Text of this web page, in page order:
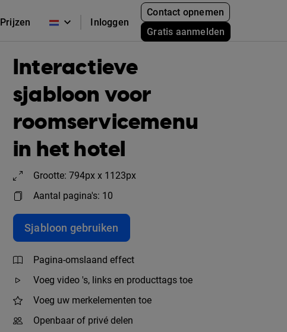
Prijzen Inloggen
Contact opnemen
Gratis aanmelden
Interactieve
sjabloon voor
roomservicemenu
in het hotel
Grootte: 794px x 1123px
Aantal pagina's: 10
Sjabloon gebruiken
Pagina-omslaand effect
Voeg video 's, links en producttags toe
Voeg uw merkelementen toe
Openbaar of privé delen